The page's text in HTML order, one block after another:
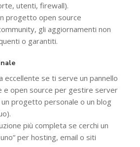
utenti, firewall).
progetto open source
gli aggiornamenti non
o garantiti.
eccellente se ti serve un pannello
e open source per gestire server
progetto personale o un blog
più completa se cerchi un
per hosting, email o siti